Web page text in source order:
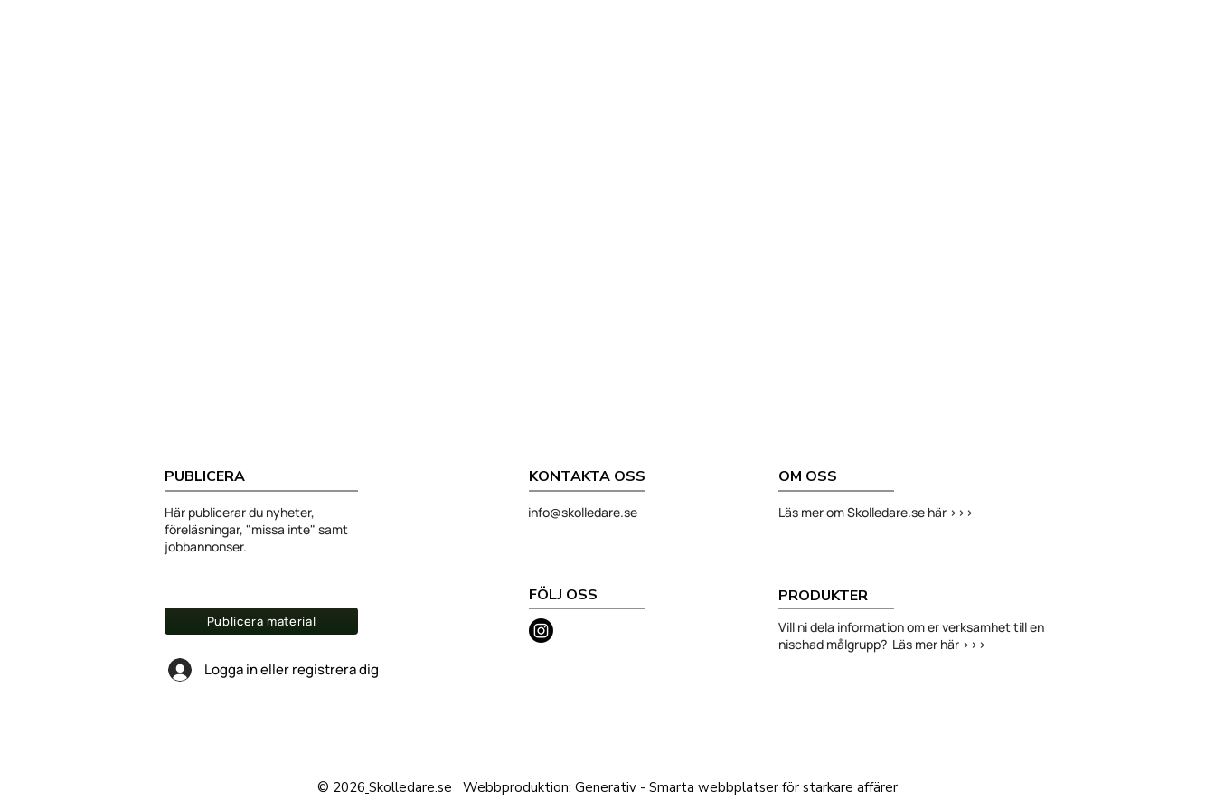
PUBLICERA
Här publicerar du nyheter,
föreläsningar, "missa inte" samt
jobbannonser.
Publicera material
KONTAKTA OSS
info@skolledare.se
FÖLJ OSS
OM OSS
Läs mer om Skolledare.se här >>>
PRODUKTER
Vill ni dela information om er verksamhet till en
nischad målgrupp? Läs mer här >>>
Logga in eller registrera dig
© 2026 Skolledare.se Webbproduktion: Generativ - Smarta webbplatser för starkare affärer